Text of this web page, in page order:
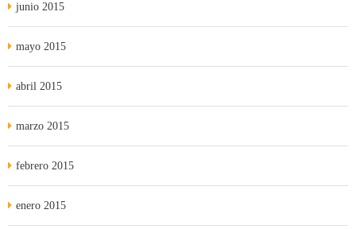
junio 2015
mayo 2015
abril 2015
marzo 2015
febrero 2015
enero 2015